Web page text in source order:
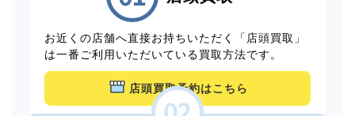
お近くの店舗へ直接お持ちいただく「店頭買取」
は一番ご利用いただいている買取方法です。
店頭買取予約はこちら